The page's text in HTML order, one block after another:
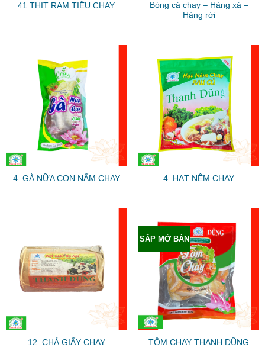
41.THỊT RAM TIÊU CHAY
Bóng cá chay – Hàng xá –
Hàng rời
4. GÀ NỮA CON NẤM CHAY 4. HẠT NÊM CHAY
12. CHẢ GIẤY CHAY
SẮP MỞ BÁN
TÔM CHAY THANH DŨNG